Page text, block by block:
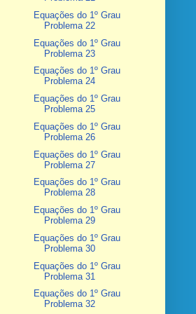
Equações do 1º Grau
Problema 22
Equações do 1º Grau
Problema 23
Equações do 1º Grau
Problema 24
Equações do 1º Grau
Problema 25
Equações do 1º Grau
Problema 26
Equações do 1º Grau
Problema 27
Equações do 1º Grau
Problema 28
Equações do 1º Grau
Problema 29
Equações do 1º Grau
Problema 30
Equações do 1º Grau
Problema 31
Equações do 1º Grau
Problema 32